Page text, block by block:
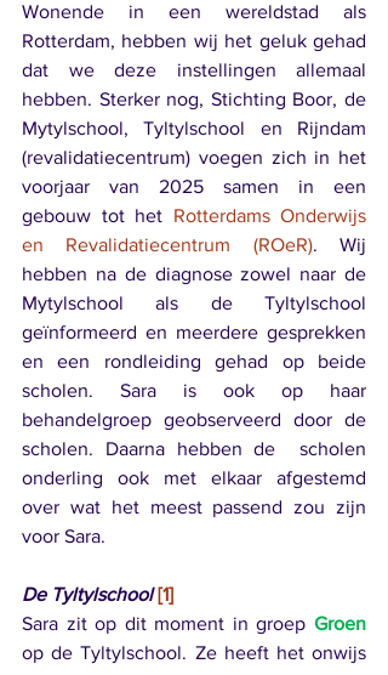
Wonende in een wereldstad als
Rotterdam, hebben wij het geluk gehad
dat we deze instellingen allemaal
hebben. Sterker nog, Stichting Boor, de
Mytylschool, Tyltylschool en Rijndam
(revalidatiecentrum) voegen zich in het
voorjaar van 2025 samen in een
gebouw tot het Rotterdams Onderwijs
en Revalidatiecentrum (ROeR). Wij
hebben na de diagnose zowel naar de
Mytylschool als de Tyltylschool
geïnformeerd en meerdere gesprekken
en een rondleiding gehad op beide
scholen. Sara is ook op haar
behandelgroep geobserveerd door de
scholen. Daarna hebben de  scholen
onderling ook met elkaar afgestemd
over wat het meest passend zou zijn
voor Sara.
De Tyltylschool [1]
Sara zit op dit moment in groep Groen
op de Tyltylschool. Ze heeft het onwijs